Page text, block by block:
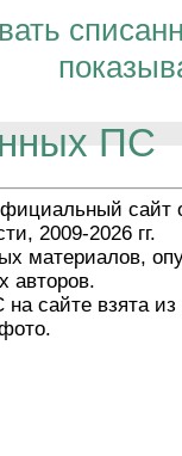
ПС
сайт
2009-2026 гг.
материалов,
авторов.
сайте взята из